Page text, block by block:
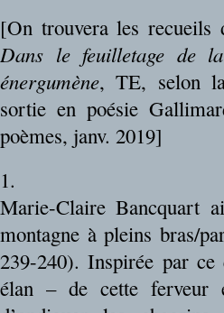
[On trouvera les recueils
Dans le feuilletage de
énergumène, TE, selon
sortie en poésie
poèmes, janv. 2019]
1.
Marie-Claire Bancquart
montagne à pleins bras/
239-240). Inspirée par
élan – de cette ferveur